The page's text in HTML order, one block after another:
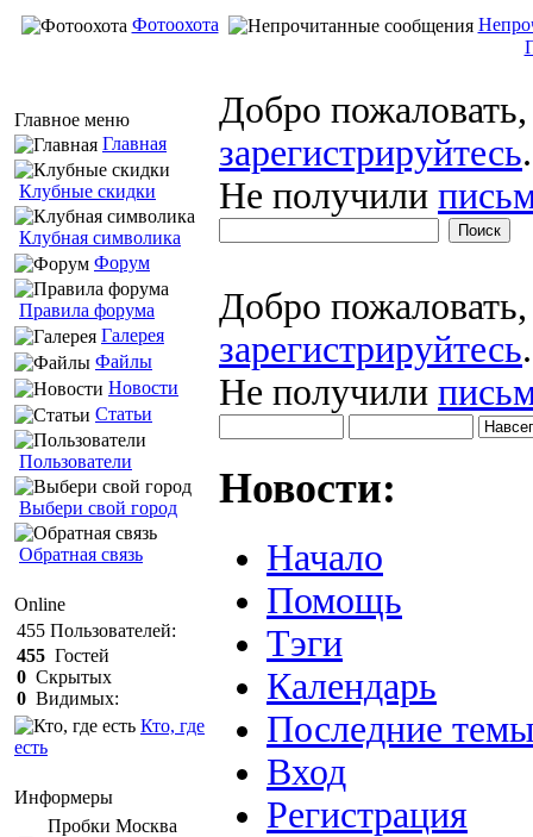
Фотоохота
Главное меню
Главная
Клубные скидки
Клубная символика
Форум
Правила форума
Галерея
Файлы
Новости
Статьи
Пользователи
Выбери свой город
Обратная связь
Online
455 Пользователей:
455 Гостей
0 Скрытых
0 Видимых:
Кто, где
есть
Информеры
Пробки Mосква
Добро
зарегистрируйтесь.
Не получили
Добро
зарегистрируйтесь.
Не получили
Новости:
Начало
Помощь
Тэги
Календарь
Последние
Вход
Регистрация